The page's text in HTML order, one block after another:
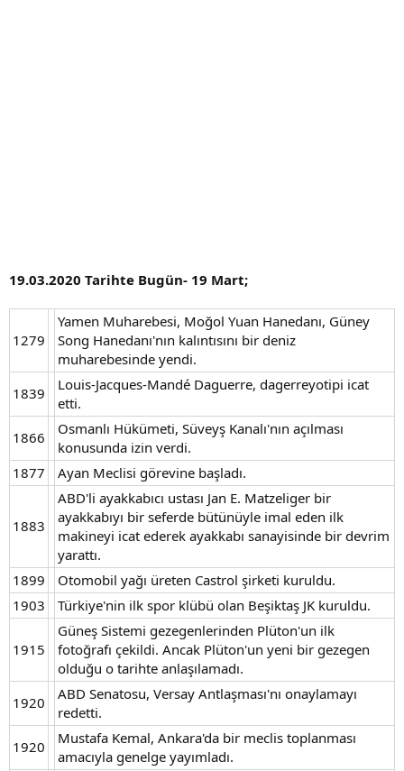
19.03.2020 Tarihte Bugün- 19 Mart;
1279
Yamen Muharebesi, Moğol Yuan Hanedanı, Güney
Song Hanedanı'nın kalıntısını bir deniz
muharebesinde yendi.
1839
Louis-Jacques-Mandé Daguerre, dagerreyotipi icat
etti.
1866
Osmanlı Hükümeti, Süveyş Kanalı'nın açılması
konusunda izin verdi.
1877
Ayan Meclisi görevine başladı.
1883
ABD'li ayakkabıcı ustası Jan E. Matzeliger bir
ayakkabıyı bir seferde bütünüyle imal eden ilk
makineyi icat ederek ayakkabı sanayisinde bir devrim
yarattı.
1899
Otomobil yağı üreten Castrol şirketi kuruldu.
1903
Türkiye'nin ilk spor klübü olan Beşiktaş JK kuruldu.
1915
Güneş Sistemi gezegenlerinden Plüton'un ilk
fotoğrafı çekildi. Ancak Plüton'un yeni bir gezegen
olduğu o tarihte anlaşılamadı.
1920
ABD Senatosu, Versay Antlaşması'nı onaylamayı
redetti.
1920
Mustafa Kemal, Ankara'da bir meclis toplanması
amacıyla genelge yayımladı.